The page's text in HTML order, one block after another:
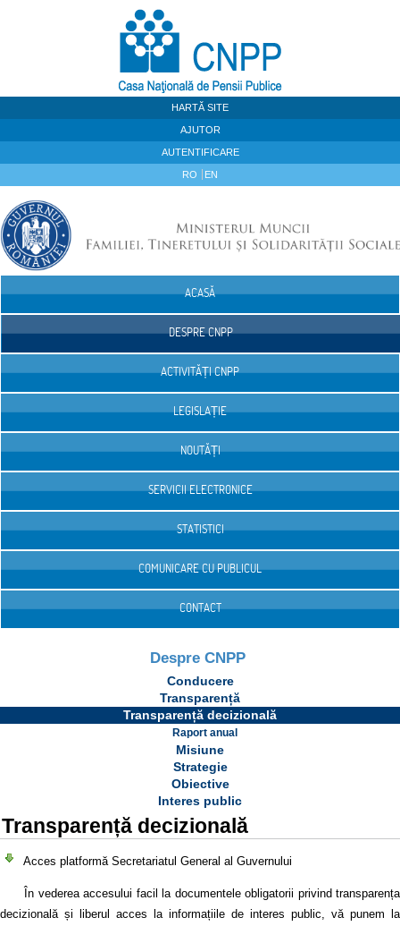
HARTĂ SITE
AJUTOR
AUTENTIFICARE
RO EN
ACASĂ
DESPRE CNPP
ACTIVITĂȚI CNPP
LEGISLAȚIE
NOUTĂȚI
SERVICII ELECTRONICE
STATISTICI
COMUNICARE CU PUBLICUL
CONTACT
Despre CNPP
Conducere
Transparență
Transparență decizională
Raport anual
Misiune
Strategie
Obiective
Interes public
Transparență decizională
Acces platformă Secretariatul General al Guvernului
În vederea accesului facil la documentele obligatorii privind transparența
decizională și liberul acces la informațiile de interes public, vă punem la